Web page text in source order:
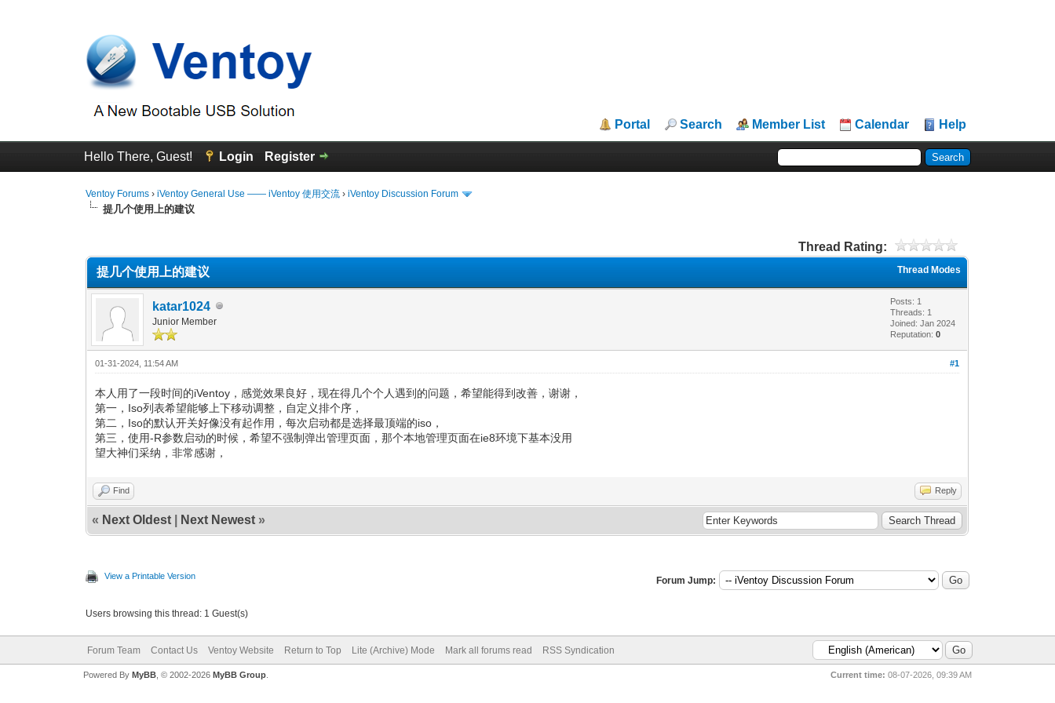
Portal Search Member List Calendar Help
Hello There, Guest! Login Register
Ventoy Forums ›iVentoy General Use —— iVentoy 使用交流 ›iVentoy Discussion Forum
提几个使用上的建议
Thread Rating:
Thread Modes
提几个使用上的建议
katar1024
Junior Member
Posts: 1
Threads: 1
Joined: Jan 2024
Reputation:0
#1
01-31-2024, 11:54 AM
本人用了一段时间的iVentoy，感觉效果良好，现在得几个个人遇到的问题，希望能得到改善，谢谢，
第一，Iso列表希望能够上下移动调整，自定义排个序，
第二，Iso的默认开关好像没有起作用，每次启动都是选择最顶端的iso，
第三，使用-R参数启动的时候，希望不强制弹出管理页面，那个本地管理页面在ie8环境下基本没用
望大神们采纳，非常感谢，
Find Reply
« Next Oldest Next Newest »
View a Printable Version Forum Jump:
Users browsing this thread: 1 Guest(s)
Forum Team Contact Us Ventoy Website Return to Top Lite (Archive) Mode Mark all forums read RSS Syndication
Current time: 08-07-2026, 09:39 AM
Powered By MyBB, © 2002-2026 MyBB Group.